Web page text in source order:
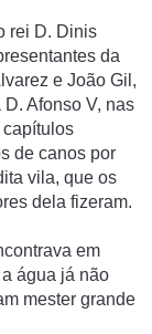
rei D. Dinis
da
e João Gil,
Afonso V, nas
capítulos
de canos por
vila, que os
dela fizeram.
em
água já não
mester grande